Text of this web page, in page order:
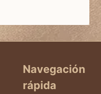
Navegación
rápida